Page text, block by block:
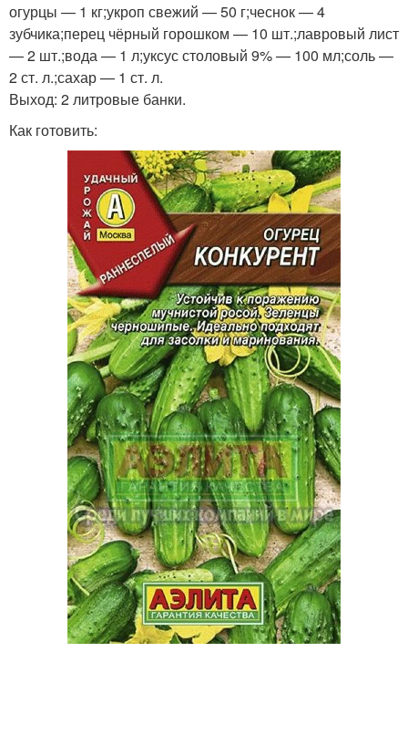
Перец в масле Фаршированный перец
Заготовки из перца
Перец для фаршировки Перец в томатном соке
Жареный перец
Перец в чесночной
заливке
Перец в чесночном
маринаде
Перец с морковью
Перцы в масле
Закуска из запеченного
перца
Салат из зеленого
перца
Заготовки из зеленого
перца
огурцы — 1 кг;укроп свежий — 50 г;чеснок — 4
зубчика;перец чёрный горошком — 10 шт.;лавровый лист
— 2 шт.;вода — 1 л;уксус столовый 9% — 100 мл;соль —
2 ст. л.;сахар — 1 ст. л.
Выход: 2 литровые банки.
Как готовить: